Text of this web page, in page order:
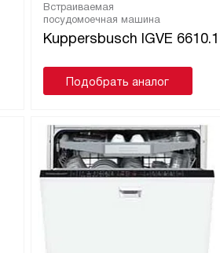
Встраиваемая
посудомоечная машина
Kuppersbusch IGVE 6610.1
Подобрать аналог